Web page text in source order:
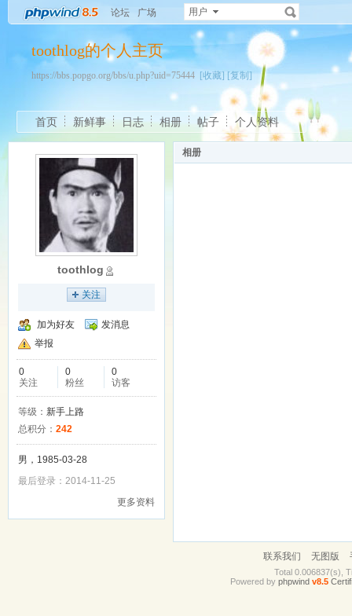
论坛 广场 用户
toothlog的个人主页
https://bbs.popgo.org/bbs/u.php?uid=75444 [收藏] [复制]
首页 新鲜事 日志 相册 帖子 个人资料
toothlog
关注
加为好友
发消息
举报
0
关注
0
粉丝
0
访客
等级： 新手上路
总积分： 242
男，1985-03-28
最后登录：2014-11-25
更多资料
相册
联系我们 无图版
Total 0.006837(s),
Powered by phpwind v8.5